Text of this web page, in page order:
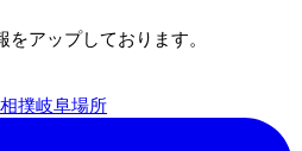
アップしております。
撲岐阜場所